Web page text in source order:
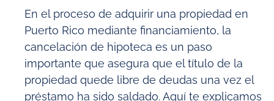
En el proceso de adquirir una propiedad en
Puerto Rico mediante financiamiento, la
cancelación de hipoteca es un paso
importante que asegura que el título de la
propiedad quede libre de deudas una vez el
préstamo ha sido saldado. Aquí te explicamos